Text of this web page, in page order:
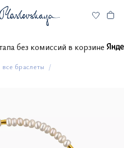
этапа без комиссий в корзине
все браслеты